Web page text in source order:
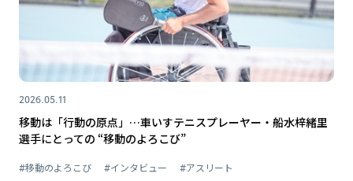
2026.05.11
移動は「行動の原点」…車いすテニスプレーヤー・船水梓緒里
選手にとっての “移動のよろこび”
#移動のよろこび #インタビュー #アスリート